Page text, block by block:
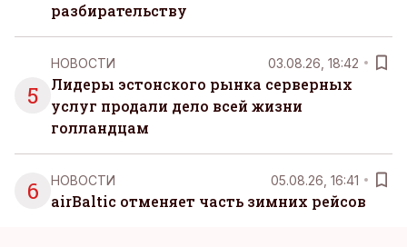
разбирательству
5
НОВОСТИ 03.08.26, 18:42
Лидеры эстонского рынка серверных
услуг продали дело всей жизни
голландцам
6 НОВОСТИ 05.08.26, 16:41
airBaltic отменяет часть зимних рейсов